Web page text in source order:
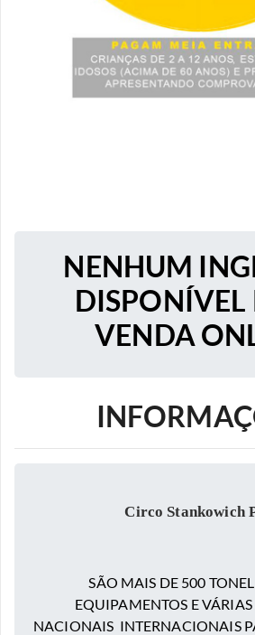
NENHUM
DISPONÍVEL
VENDA
Circo Stankowich
SÃO MAIS DE 500
EQUIPAMENTOS E
NACIONAIS INTERNACIONAIS